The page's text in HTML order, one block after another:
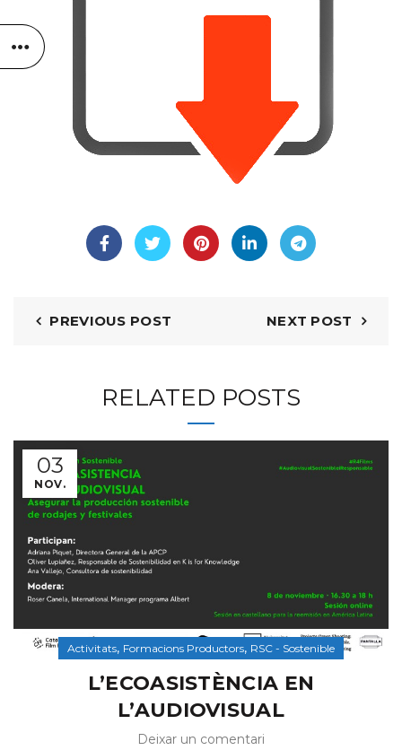
PREVIOUS POST NEXT POST
RELATED POSTS
03
NOV.
Activitats, Formacions Productors, RSC - Sostenible
L’ECOASISTÈNCIA EN
L’AUDIOVISUAL
Deixar un comentari